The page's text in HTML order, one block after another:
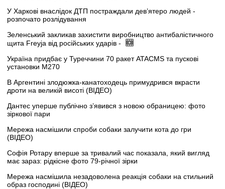
У Харкові внаслідок ДТП постраждали дев’ятеро людей -
розпочато розлідування
Зеленський закликав захистити виробництво антибалістичного
щита Freyja від російських ударів -
Україна придбає у Туреччини 70 ракет ATACMS та пускові
установки M270
В Аргентині злодюжка-канатоходець примудрився вкрасти
дроти на великій висоті (ВІДЕО)
Дантес уперше публічно з’явився з новою обраницею: фото
зіркової пари
Мережа насмішили спроби собаки залучити кота до гри
(ВІДЕО)
Софія Ротару вперше за тривалий час показала, який вигляд
має зараз: рідкісне фото 79-річної зірки
Мережа насмішила незадоволена реакція собаки на стильний
образ господині (ВІДЕО)